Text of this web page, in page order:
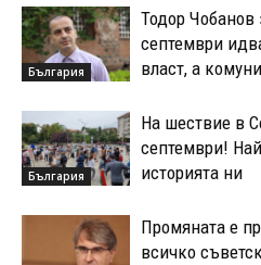
България
Тодор
септември
власт, а
България
На шествие в
септември!
историята ни
Промяната е
всичко